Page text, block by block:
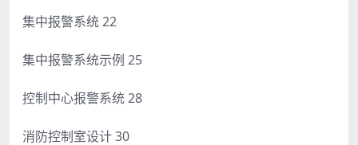
集中报警系统 22
集中报警系统示例 25
控制中心报警系统 28
消防控制室设计 30